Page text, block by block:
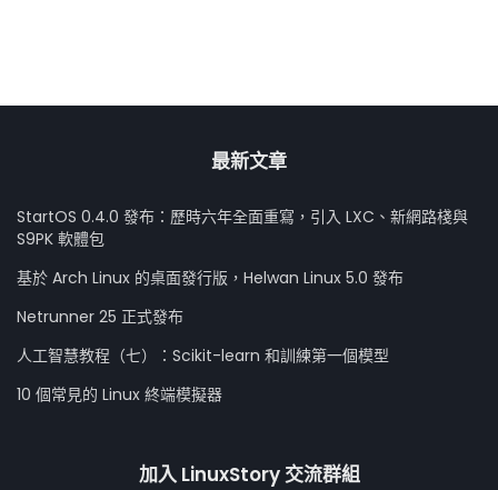
最新文章
StartOS 0.4.0 發布：歷時六年全面重寫，引入 LXC、新網路棧與
S9PK 軟體包
基於 Arch Linux 的桌面發行版，Helwan Linux 5.0 發布
Netrunner 25 正式發布
人工智慧教程（七）：Scikit-learn 和訓練第一個模型
10 個常見的 Linux 終端模擬器
加入 LinuxStory 交流群組